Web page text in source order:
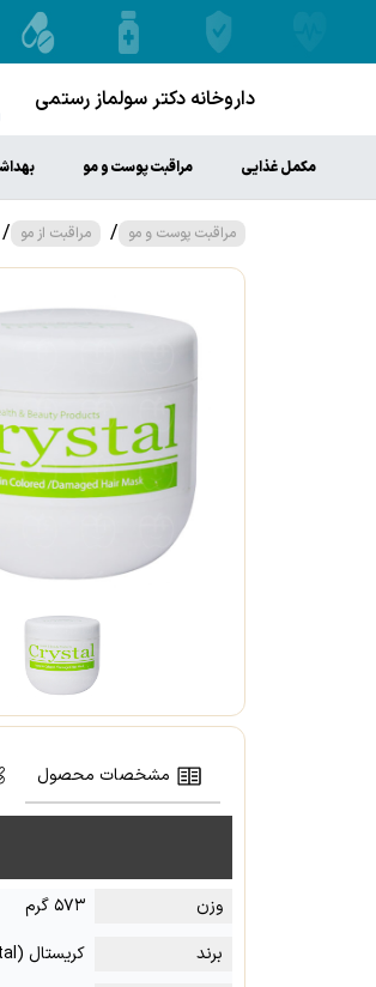
داروخانه دکتر سولماز رستمی
مکمل غذایی مراقبت پوست و مو
مراقبت پوست و مو / مراقبت از مو /
مشخصات محصول
وزن ۵۷۳ گرم
برند
کریستال (Crystal)